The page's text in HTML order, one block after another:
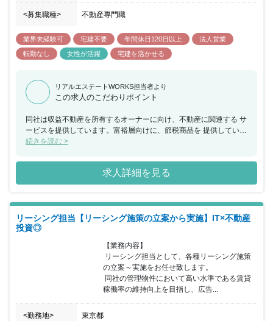
<募集職種> 不動産専門職
業界未経験可 宅建不要 年間休日120日以上
法人営業
転勤なし
女性が活躍 宅建を活かせる
リアルエステートWORKS担当者より
この求人のこだわりポイント
同社は収益不動産を所有するオーナーに向け、不動産に関連する サ
ービスを提供しています。富裕層向けに、節税商品を 提供している
ため、投資商品のように景気影響を受けにくく、 順調に売上伸長中
部長、31才男性（中途入社）、 他20代メンバー3名と新卒メンバー
2名で構成されています。 入社後はOJTで先輩の補助に入っていた
だき、慣れてきたら 入社半年頃よりオーナー様をお一人で担当頂き
うに 景気影響を受けにくく、順調に売上伸長中です。 残業も推奨
しないため、働きやすい環境です。 （全社平均：9時間/月の残業時
間※昨年実績） 配属先である、賃貸管理部は現在8名にて構成をさ
れております。 全社的に、中途入社の方が多く、フラットに意見を
言える環境です。 同社では、土地の仕入れ～設計・施工管理などを
一気通貫で 行っている点が特徴です。また、代表による三方良しの
考え方を 大切にしており、顧客のみならず同社社員のことも考えた
続きを読む >
求人詳細を見る
リーシング担当【リーシング施策の立案から実施】IT×不動産
投資◎
【業務内容】
の立案～実施をお任せ致します。
稼働率の維持向上を目指し、広告...
<勤務地> 東京都